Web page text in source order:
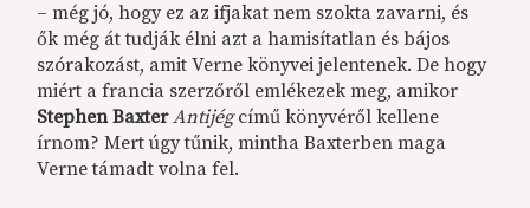
– még jó, hogy ez az ifjakat nem szokta zavarni, és
ők még át tudják élni azt a hamisítatlan és bájos
szórakozást, amit Verne könyvei jelentenek. De hogy
miért a francia szerzőről emlékezek meg, amikor
Stephen Baxter Antijégcímű könyvéről kellene
írnom? Mert úgy tűnik, mintha Baxterben maga
Verne támadt volna fel.